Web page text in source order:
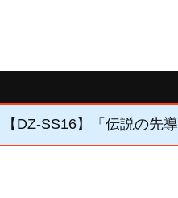
【DZ-SS16】「伝説の先導